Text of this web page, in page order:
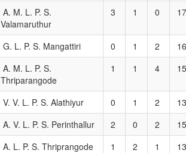
A. M. L. P. S.
Valamaruthur
3 1 0 17
G. L. P. S. Mangattiri 0 1 2
16
A. M. L. P. S.
Thriparangode
1 1 4 15
V. V. L. P. S. Alathiyur 0 1 2
13
A. V. L. P. S. Perinthallur 2 0 2
15
A. L. P. S. Thriprangode 1 2 1
13